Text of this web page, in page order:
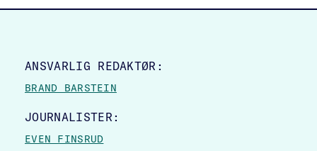
SITE FOOTER
ANSVARLIG REDAKTØR:
BRAND BARSTEIN
JOURNALISTER:
EVEN FINSRUD